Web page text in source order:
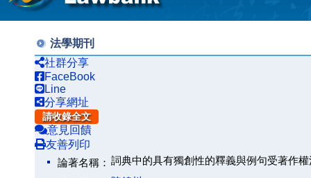
法學期刊
社群分享
FaceBook
Line
分享網址
請收錄全文
意見回饋
友善列印
論著名稱： 詞典中的具有獨創性的釋義與例句受著作